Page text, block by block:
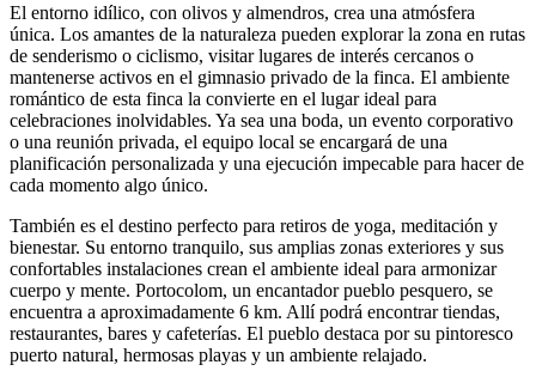
El entorno idílico, con olivos y almendros, crea una atmósfera
única. Los amantes de la naturaleza pueden explorar la zona en rutas
de senderismo o ciclismo, visitar lugares de interés cercanos o
mantenerse activos en el gimnasio privado de la finca. El ambiente
romántico de esta finca la convierte en el lugar ideal para
celebraciones inolvidables. Ya sea una boda, un evento corporativo
o una reunión privada, el equipo local se encargará de una
planificación personalizada y una ejecución impecable para hacer de
cada momento algo único.
También es el destino perfecto para retiros de yoga, meditación y
bienestar. Su entorno tranquilo, sus amplias zonas exteriores y sus
confortables instalaciones crean el ambiente ideal para armonizar
cuerpo y mente. Portocolom, un encantador pueblo pesquero, se
encuentra a aproximadamente 6 km. Allí podrá encontrar tiendas,
restaurantes, bares y cafeterías. El pueblo destaca por su pintoresco
puerto natural, hermosas playas y un ambiente relajado.